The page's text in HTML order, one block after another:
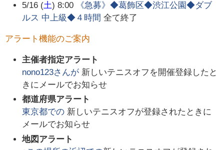
5/16 (土) 8:00
《急募》◆葛飾区◆渋江公園◆ダブ
ルス 中上級◆４時間 全て終了
アラート機能のご案内
主催者指定アラート
nono123さんが 新しいテニスオフを開催登録したと
きにメールでお知らせ
都道府県アラート
東京都での 新しいテニスオフが登録されたときに
メールでお知らせ
地図アラート